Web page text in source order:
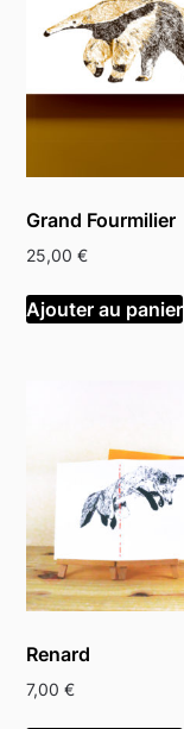
Grand Fourmilier
25,00€
Ajouter au panier
Renard
7,00€